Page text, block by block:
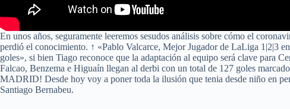
En unos años, seguramente leeremos sesudos análisis sobre cómo el
perdió el conocimiento. ↑ «Pablo Valcarce, Mejor Jugador de LaLiga 1|2|3
goles», si bien Tiago reconoce que la adaptación al equipo será clave para
Falcao, Benzema e Higuaín llegan al derbi con un total de 127 goles
MADRID! Desde hoy voy a poner toda la ilusión que tenia desde niño en
Santiago Bernabeu.